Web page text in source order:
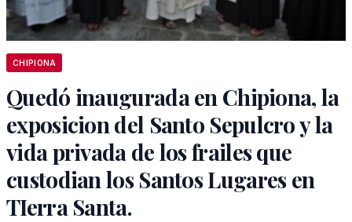
CHIPIONA
Quedó inaugurada en Chipiona, la
exposicion del Santo Sepulcro y la
vida privada de los frailes que
custodian los Santos Lugares en
TIerra Santa.